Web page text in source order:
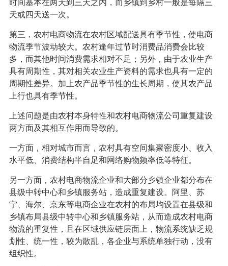
时间基本在两天到三天之内，而乡镇到乡村一般是每隔三
天或四天送一次。
第三，农村电商物流在农村区域配送具有季节性，使电商
物流季节波动较大。农村逢年过节时消费品消费会比较
多，而其他时间消费需求相对不足；另外，由于农业生产
具有周期性，其对相关农业生产资料的需求也具有一定的
周期性差异。加上农产品季节性的生长周期，使其农产品
上行也具有季节性。
上述问题是由农村本身特性和农村电商物流公司重复建设
两方面及其相互作用而导致的。
一方面，相对城市而言，农村具有空间集聚密度小、收入
水平低、消费结构半自足和网络购物频率低等特征。
另一方面，农村电商物流企业和大部分乡镇企业都分布在
县级中转中心和乡镇服务站，造成重复建设。阿里、苏
宁、海尔、京东等电商企业在农村的布局均设置在县级和
乡镇布局县级中转中心和乡镇服务站，从而造成农村电商
物流的重复性，且在区域供应链层面上，物流系统缺乏规
划性、统一性，较为散乱，各企业与系统单独行动，没有
组织性。